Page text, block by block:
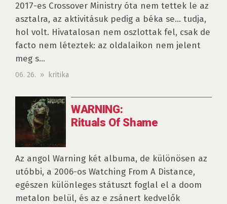
2017-es Crossover Ministry óta nem tettek le az
asztalra, az aktivitásuk pedig a béka se… tudja,
hol volt. Hivatalosan nem oszlottak fel, csak de
facto nem léteztek: az oldalaikon nem jelent
meg s...
06. 26. » kritika
WARNING:
Rituals Of Shame
Az angol Warning két albuma, de különösen az
utóbbi, a 2006-os Watching From A Distance,
egészen különleges státuszt foglal el a doom
metalon belül, és az e zsánert kedvelők